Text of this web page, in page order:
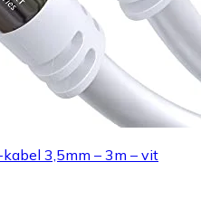
3,5mm – 3m – vit